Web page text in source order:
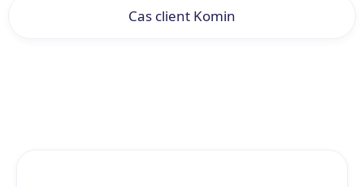
Cas client Komin